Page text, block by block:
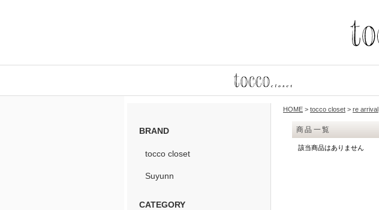
BRAND
tocco closet
Suyunn
CATEGORY
HOME > tocco closet > re arrival
商品一覧
該当商品はありません